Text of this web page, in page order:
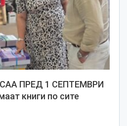
ПРЕД 1 СЕПТЕМВРИ
книги по сите